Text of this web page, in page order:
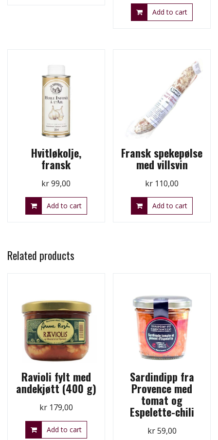
Add to cart
Hvitløkolje,
fransk
kr99,00
Add to cart
Fransk spekepølse
med villsvin
kr 110,00
Add to cart
Related products
Ravioli fylt med
andekjøtt (400 g)
kr179,00
Add to cart
Sardindipp fra
Provence med
tomat og
Espelette-chili
kr59,00